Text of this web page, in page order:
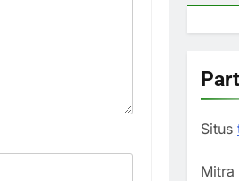
Situs
Mitra